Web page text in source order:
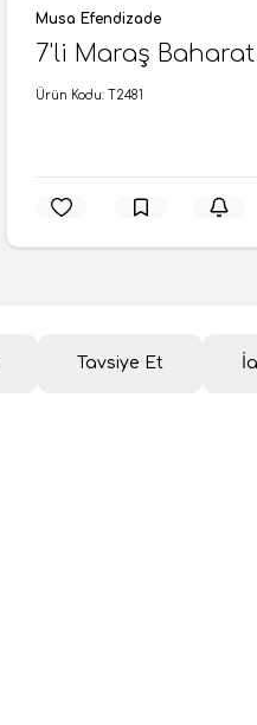
Musa Efendizade
7'li Maraş
Ürün Kodu: T2481
Tavsiye Et